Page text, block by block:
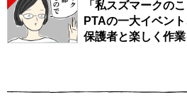
「私スズマークの
PTAの一大イベン
保護者と楽しく作